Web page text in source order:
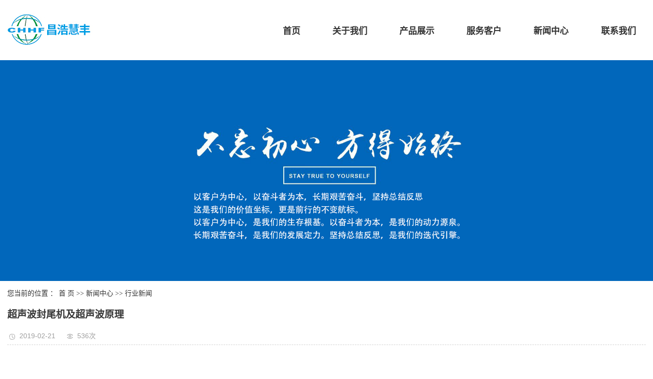
首页 关于我们 产品展示 服务客户 新闻中心 联系我们
您当前的位置 ： 首 页 >> 新闻中心 >> 行业新闻
超声波封尾机及超声波原理
2019-02-21 536次